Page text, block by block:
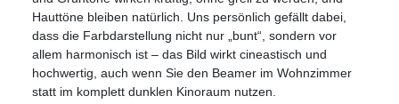
Hauttöne bleiben natürlich. Uns persönlich gefällt dabei,
dass die Farbdarstellung nicht nur „bunt“, sondern vor
allem harmonisch ist – das Bild wirkt cineastisch und
hochwertig, auch wenn Sie den Beamer im Wohnzimmer
statt im komplett dunklen Kinoraum nutzen.